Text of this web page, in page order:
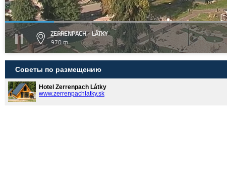
ZERRENPACH - LÁTKY
970 m
Советы по размещению
Hotel Zerrenpach Látky
www.zerrenpachlatky.sk